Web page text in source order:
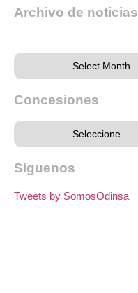
Archivo de noticias
Concesiones
Síguenos
Tweets by SomosOdinsa